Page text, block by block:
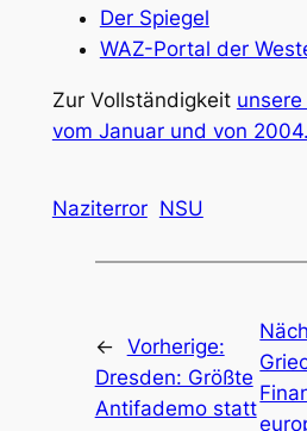
Der Spiegel
WAZ-Portal der
Zur Vollständigkeit
vom Januar und von 2004.
Naziterror NSU
← Vorherige:
Dresden: Größte
Antifademo statt